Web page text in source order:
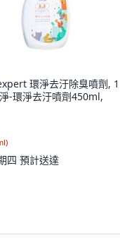
環淨去汙除臭噴劑, 1
-環淨去汙噴劑450ml,
)
四 預計送達